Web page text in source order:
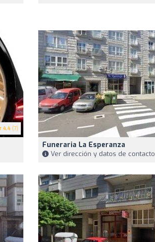
4.4 (7)
Funeraria La Esperanza
Ver dirección y datos de contacto